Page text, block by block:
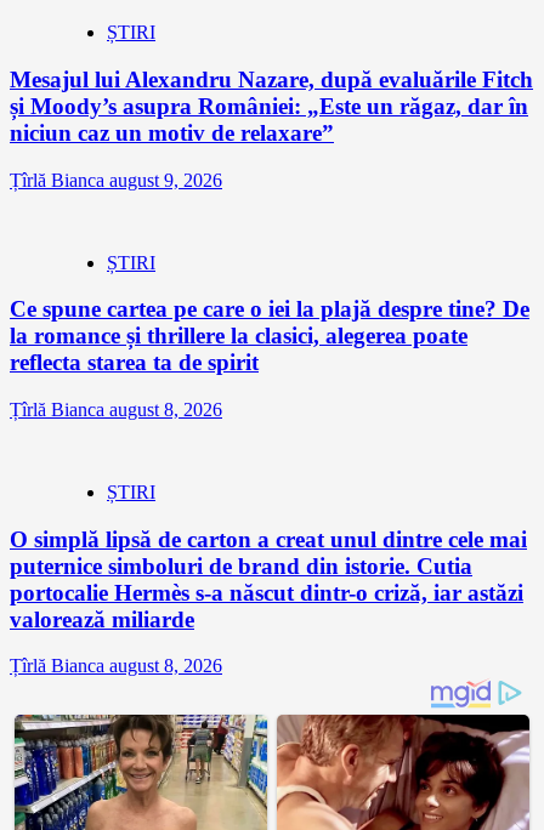
ȘTIRI
Mesajul lui Alexandru Nazare, după evaluările Fitch
și Moody’s asupra României: „Este un răgaz, dar în
niciun caz un motiv de relaxare”
Țîrlă Bianca august 9, 2026
ȘTIRI
Ce spune cartea pe care o iei la plajă despre tine? De
la romance și thrillere la clasici, alegerea poate
reflecta starea ta de spirit
Țîrlă Bianca august 8, 2026
ȘTIRI
O simplă lipsă de carton a creat unul dintre cele mai
puternice simboluri de brand din istorie. Cutia
portocalie Hermès s-a născut dintr-o criză, iar astăzi
valorează miliarde
Țîrlă Bianca august 8, 2026